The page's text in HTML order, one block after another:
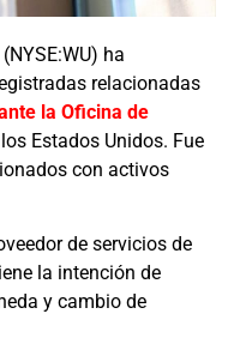
ha
relacionadas
la Oficina de
Estados Unidos. Fue
con activos
de servicios de
la intención de
y cambio de